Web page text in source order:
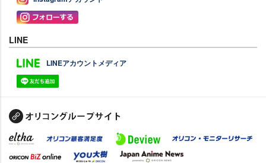
LINE
LINEアカウントメディア